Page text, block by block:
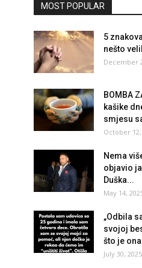
MOST POPULAR
5
nešto
December
BOMBA
kašike
smjesu
October 12,
Nema
objavio
Duška...
May 14,
„Odbila
svojoj
što je
July 30, 2025